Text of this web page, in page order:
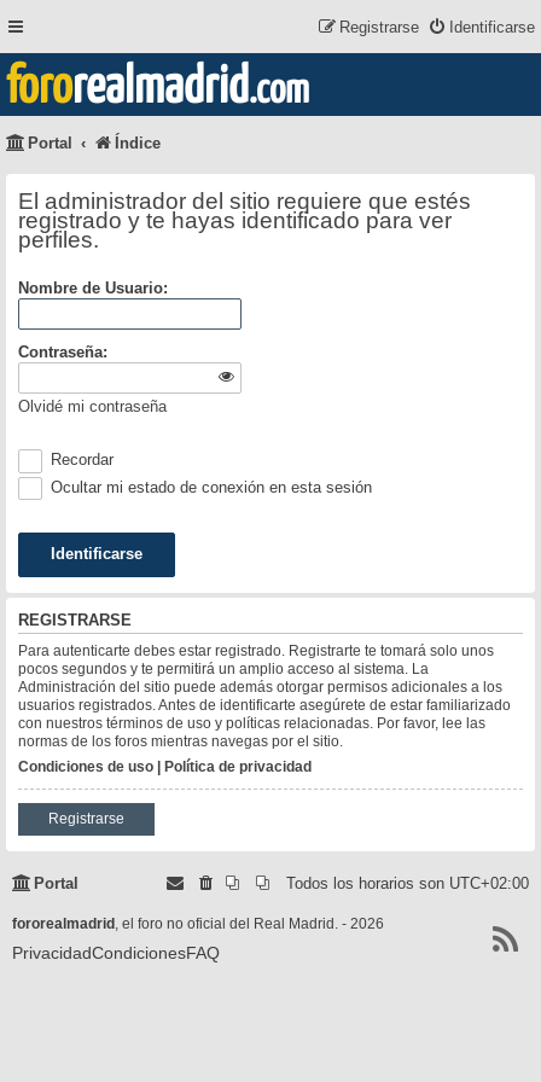
Identificarse
Registrarse
fororealmadrid.com
Portal Índice
El administrador del sitio requiere que estés
registrado y te hayas identificado para ver
perfiles.
Nombre de Usuario:
Contraseña:
Olvidé mi contraseña
Recordar
Ocultar mi estado de conexión en esta sesión
REGISTRARSE
Para autenticarte debes estar registrado. Registrarte te tomará solo unos
pocos segundos y te permitirá un amplio acceso al sistema. La
Administración del sitio puede además otorgar permisos adicionales a los
usuarios registrados. Antes de identificarte asegúrete de estar familiarizado
con nuestros términos de uso y políticas relacionadas. Por favor, lee las
normas de los foros mientras navegas por el sitio.
Condiciones de uso | Política de privacidad
Registrarse
Portal Todos los horarios son UTC+02:00
fororealmadrid , el foro no oficial del Real Madrid. - 2026
PrivacidadCondicionesFAQ